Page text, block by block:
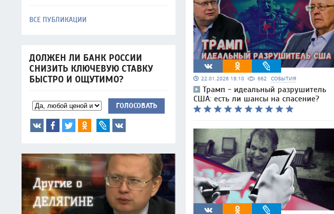
ВСЕ ПУБЛИКАЦИИ
ДОЛЖЕН ЛИ БАНК РОССИИ
СНИЗИТЬ КЛЮЧЕВУЮ СТАВКУ
БЫСТРО И ОЩУТИМО?
ГОЛОСОВАТЬ
22.01.2026 18:10 662 СОБЫТИЯ
Трамп - идеальный разрушитель
США: есть ли шансы на спасение?